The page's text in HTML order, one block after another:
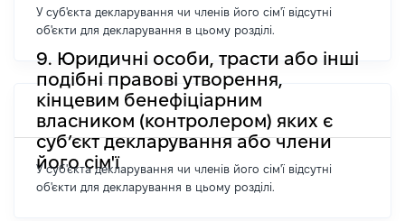
У суб'єкта декларування чи членів його сім'ї відсутні
об'єкти для декларування в цьому розділі.
9. Юридичні особи, трасти або інші
подібні правові утворення,
кінцевим бенефіціарним
власником (контролером) яких є
суб’єкт декларування або члени
його сім'ї
У суб'єкта декларування чи членів його сім'ї відсутні
об'єкти для декларування в цьому розділі.